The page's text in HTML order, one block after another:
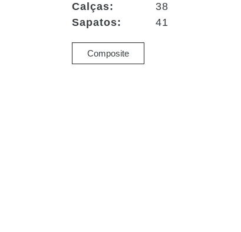
Calças:
Sapatos:
38
41
Composite